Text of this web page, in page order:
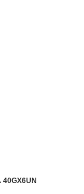
40GX6UN